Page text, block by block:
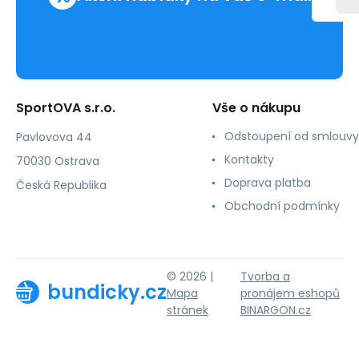
SportOVA s.r.o.
Pavlovova 44
70030 Ostrava
Česká Republika
Vše o nákupu
Odstoupení od smlouvy
Kontakty
Doprava platba
Obchodní podmínky
bundicky.cz
© 2026 |
Mapa
stránek
Tvorba a
pronájem eshopů
BINARGON.cz